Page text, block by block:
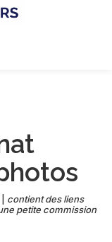
contient des liens
petite commission